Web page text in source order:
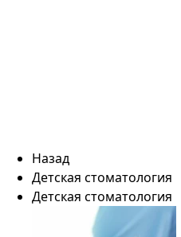
Назад
Детская стоматология
Детская стоматология